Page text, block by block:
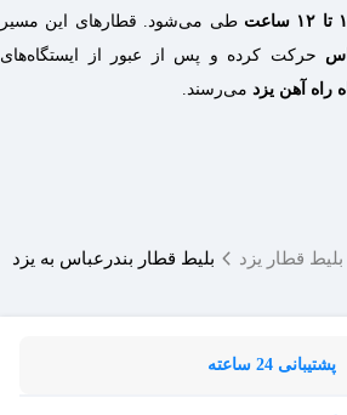
راه‌آهن فین، ایستگاه راه‌آهن زاد
راه‌آهن تزرج و ایستگاه راه‌آهن
طی می‌شود. قطارهای این مسیر
حرکت کرده و پس از عبور از ایستگاه‌های
راه‌ آهن یزد می‌رسند.
بلیط قطار یزد بلیط قطار بندرعباس به یزد
پشتیبانی 24 ساعته